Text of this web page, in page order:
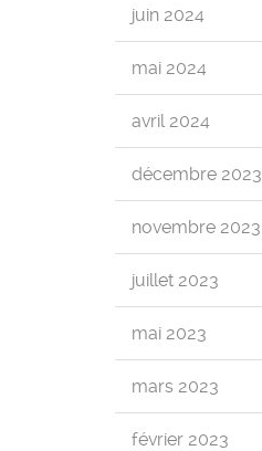
juin 2024
mai 2024
avril 2024
décembre 2023
novembre 2023
juillet 2023
mai 2023
mars 2023
février 2023